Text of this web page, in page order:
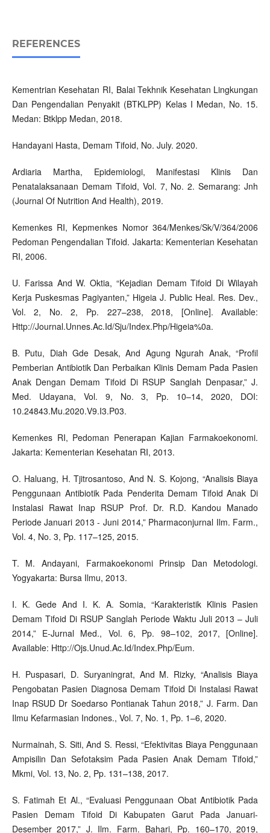
REFERENCES
Kementrian Kesehatan RI, Balai Tekhnik Kesehatan Lingkungan
Dan Pengendalian Penyakit (BTKLPP) Kelas I Medan, No. 15.
Medan: Btklpp Medan, 2018.
Handayani Hasta, Demam Tifoid, No. July. 2020.
Ardiaria Martha, Epidemiologi, Manifestasi Klinis Dan
Penatalaksanaan Demam Tifoid, Vol. 7, No. 2. Semarang: Jnh
(Journal Of Nutrition And Health), 2019.
Kemenkes RI, Kepmenkes Nomor 364/Menkes/Sk/V/364/2006
Pedoman Pengendalian Tifoid. Jakarta: Kementerian Kesehatan
RI, 2006.
U. Farissa And W. Oktia, “Kejadian Demam Tifoid Di Wilayah
Kerja Puskesmas Pagiyanten,” Higeia J. Public Heal. Res. Dev.,
Vol. 2, No. 2, Pp. 227–238, 2018, [Online]. Available:
Http://Journal.Unnes.Ac.Id/Sju/Index.Php/Higeia%0a.
B. Putu, Diah Gde Desak, And Agung Ngurah Anak, “Profil
Pemberian Antibiotik Dan Perbaikan Klinis Demam Pada Pasien
Anak Dengan Demam Tifoid Di RSUP Sanglah Denpasar,” J.
Med. Udayana, Vol. 9, No. 3, Pp. 10–14, 2020, DOI:
10.24843.Mu.2020.V9.I3.P03.
Kemenkes RI, Pedoman Penerapan Kajian Farmakoekonomi.
Jakarta: Kementerian Kesehatan RI, 2013.
O. Haluang, H. Tjitrosantoso, And N. S. Kojong, “Analisis Biaya
Penggunaan Antibiotik Pada Penderita Demam Tifoid Anak Di
Instalasi Rawat Inap RSUP Prof. Dr. R.D. Kandou Manado
Periode Januari 2013 - Juni 2014,” Pharmaconjurnal Ilm. Farm.,
Vol. 4, No. 3, Pp. 117–125, 2015.
T. M. Andayani, Farmakoekonomi Prinsip Dan Metodologi.
Yogyakarta: Bursa Ilmu, 2013.
I. K. Gede And I. K. A. Somia, “Karakteristik Klinis Pasien
Demam Tifoid Di RSUP Sanglah Periode Waktu Juli 2013 – Juli
2014,” E-Jurnal Med., Vol. 6, Pp. 98–102, 2017, [Online].
Available: Http://Ojs.Unud.Ac.Id/Index.Php/Eum.
H. Puspasari, D. Suryaningrat, And M. Rizky, “Analisis Biaya
Pengobatan Pasien Diagnosa Demam Tifoid Di Instalasi Rawat
Inap RSUD Dr Soedarso Pontianak Tahun 2018,” J. Farm. Dan
Ilmu Kefarmasian Indones., Vol. 7, No. 1, Pp. 1–6, 2020.
Nurmainah, S. Siti, And S. Ressi, “Efektivitas Biaya Penggunaan
Ampisilin Dan Sefotaksim Pada Pasien Anak Demam Tifoid,”
Mkmi, Vol. 13, No. 2, Pp. 131–138, 2017.
S. Fatimah Et Al., “Evaluasi Penggunaan Obat Antibiotik Pada
Pasien Demam Tifoid Di Kabupaten Garut Pada Januari-
Desember 2017,” J. Ilm. Farm. Bahari, Pp. 160–170, 2019,